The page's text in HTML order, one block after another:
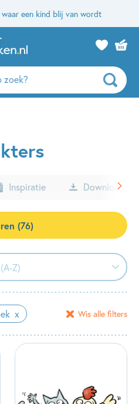
een kind blij van wordt
Inspiratie Downloads
(76)
Z)
Z)
A) Wis alle filters